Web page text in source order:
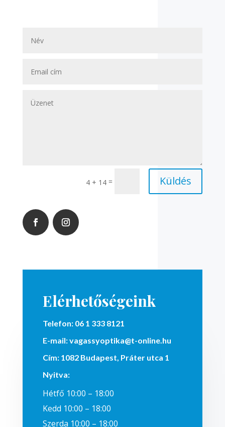
4 + 14 = Küldés
Elérhetőségeink
Telefon: 06 1 333 8121
E-mail:vagassyoptika@t-online.hu
Cím:1082 Budapest, Práter utca 1
Nyitva:
Hétfő 10:00 – 18:00
Kedd 10:00 – 18:00
Szerda 10:00 – 18:00